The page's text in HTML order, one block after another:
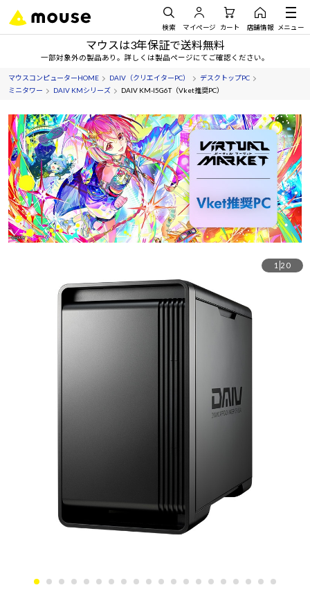
検索 マイページ カート 店舗情報 メニュー
マウスは3年保証で送料無料
一部対象外の製品あり。詳しくは製品ページにてご確認ください。
マウスコンピューターHOME DAIV（クリエイターPC）
デスクトップPC
ミニタワー
DAIV KMシリーズ DAIV KM-I5G6T（Vket推奨PC）
1 20